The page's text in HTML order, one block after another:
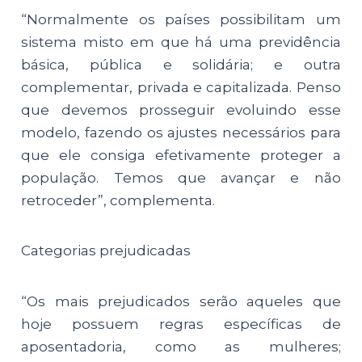
“Normalmente os países possibilitam um
sistema misto em que há uma previdência
básica, pública e solidária; e outra
complementar, privada e capitalizada. Penso
que devemos prosseguir evoluindo esse
modelo, fazendo os ajustes necessários para
que ele consiga efetivamente proteger a
população. Temos que avançar e não
retroceder”, complementa.
Categorias prejudicadas
“Os mais prejudicados serão aqueles que
hoje possuem regras específicas de
aposentadoria, como as mulheres;